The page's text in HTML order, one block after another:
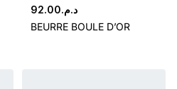
د.م.92.00
BEURRE BOULE D’OR